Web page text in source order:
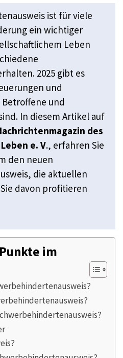
ist für viele
ein wichtiger
Leben
2025 gibt es
und
und
In diesem Artikel auf
des
e. V., erfahren Sie
den neuen
die aktuellen
davon profitieren
im